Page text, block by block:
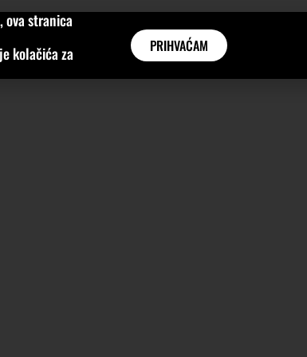
KATEGORIJE INTERVJUI AKTUALNO
stranica
kolačića za
PRIHVAĆAM